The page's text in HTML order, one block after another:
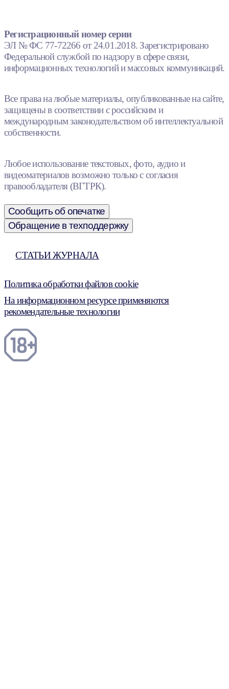
Регистрационный номер серии
ЭЛ № ФС 77-72266 от 24.01.2018. Зарегистрировано
Федеральной службой по надзору в сфере связи,
информационных технологий и массовых коммуникаций.
Все права на любые материалы, опубликованные на сайте,
защищены в соответствии с российским и
международным законодательством об интеллектуальной
собственности.
Любое использование текстовых, фото, аудио и
видеоматериалов возможно только с согласия
правообладателя (ВГТРК).
Сообщить об опечатке
Обращение в техподдержку
СТАТЬИ ЖУРНАЛА
Политика обработки файлов cookie
На информационном ресурсе применяются
рекомендательные технологии